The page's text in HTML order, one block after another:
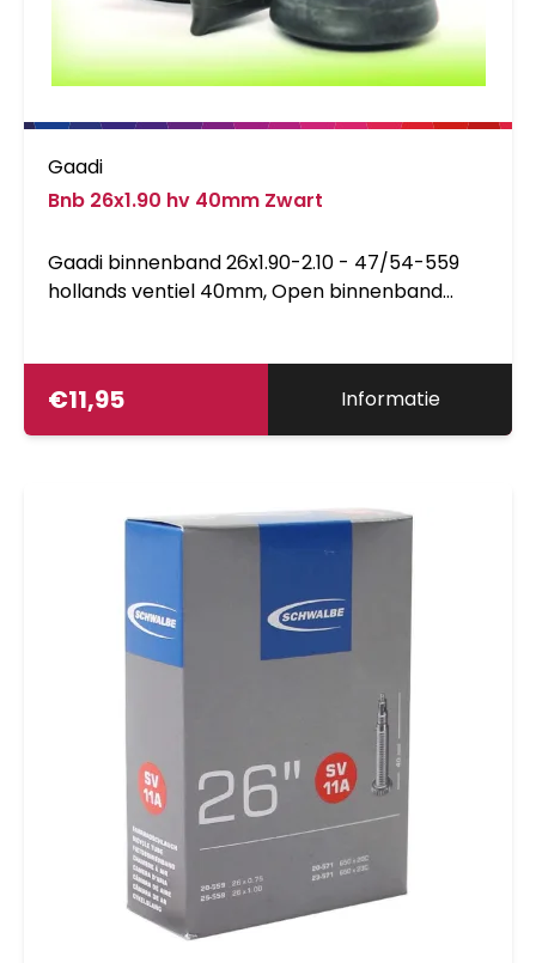
Gaadi
Bnb 26x1.90 hv 40mm Zwart
Gaadi binnenband 26x1.90-2.10 - 47/54-559
hollands ventiel 40mm, Open binnenband
€11,95 Informatie